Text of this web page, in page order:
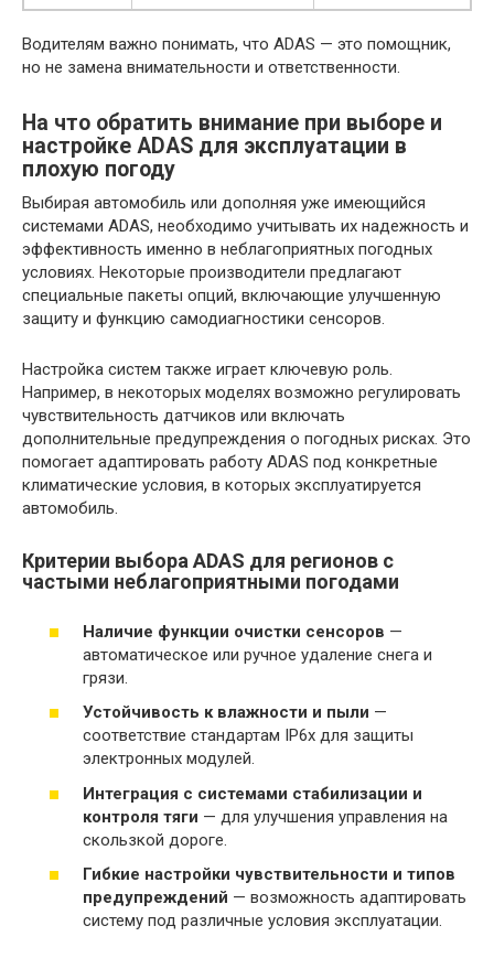
Водителям важно понимать, что ADAS — это помощник,
но не замена внимательности и ответственности.
На что обратить внимание при выборе и
настройке ADAS для эксплуатации в
плохую погоду
Выбирая автомобиль или дополняя уже имеющийся
системами ADAS, необходимо учитывать их надежность и
эффективность именно в неблагоприятных погодных
условиях. Некоторые производители предлагают
специальные пакеты опций, включающие улучшенную
защиту и функцию самодиагностики сенсоров.
Настройка систем также играет ключевую роль.
Например, в некоторых моделях возможно регулировать
чувствительность датчиков или включать
дополнительные предупреждения о погодных рисках. Это
помогает адаптировать работу ADAS под конкретные
климатические условия, в которых эксплуатируется
автомобиль.
Критерии выбора ADAS для регионов с
частыми неблагоприятными погодами
Наличие функции очистки сенсоров —
автоматическое или ручное удаление снега и
грязи.
Устойчивость к влажности и пыли —
соответствие стандартам IP6x для защиты
электронных модулей.
Интеграция с системами стабилизации и
контроля тяги — для улучшения управления на
скользкой дороге.
Гибкие настройки чувствительности и типов
предупреждений — возможность адаптировать
систему под различные условия эксплуатации.